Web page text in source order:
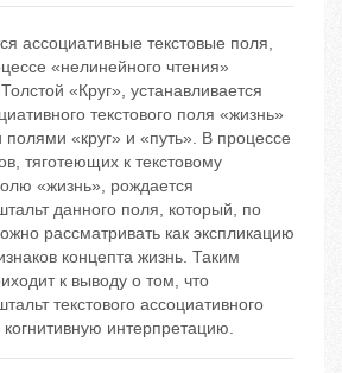
ассоциативные текстовые поля,
«нелинейного чтения»
«Круг», устанавливается
текстового поля «жизнь»
«круг» и «путь». В процессе
тяготеющих к текстовому
«жизнь», рождается
данного поля, который, по
рассматривать как экспликацию
концепта жизнь. Таким
к выводу о том, что
текстового ассоциативного
интерпретацию.